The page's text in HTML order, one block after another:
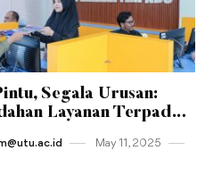
Segala Urusan:
Layanan Terpadu
May 11 , 2025